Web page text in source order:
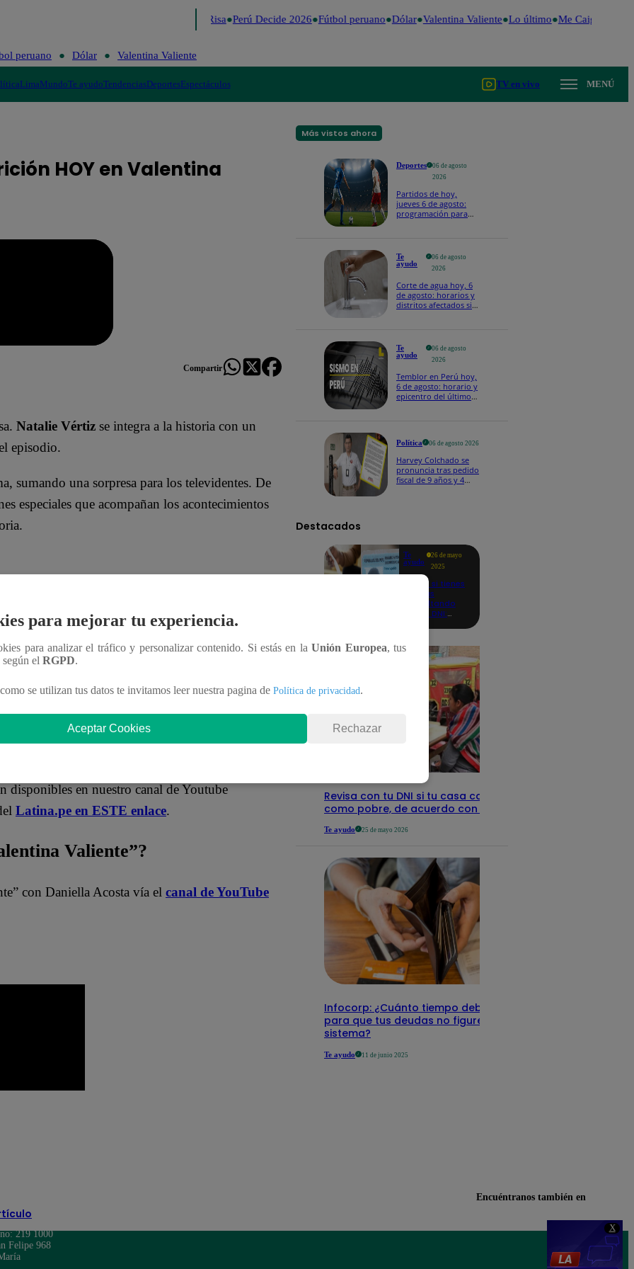
X
Me Caigo de Risa Perú Decide 2026 Fútbol peruano Dólar Valentina Valiente Lo último Me Caigo de Risa
peruano Dólar Valentina Valiente
LimaMundoTe ayudoTendenciasDeportesEspectáculos TV en vivo MENÚ
HOY en Valentina
Compartir
Natalie Vértiz se integra a la historia con un
episodio.
sumando una sorpresa para los televidentes. De
especiales que acompañan los acontecimientos
con los talentos, obtén datos inéditos y
Valiente”?
disponibles en nuestro canal de Youtube
Latina.pe en ESTE enlace.
Valiente”?
con Daniella Acosta vía el canal de YouTube
Más vistos ahora
Deportes
06 de agosto
2026
Partidos de hoy,
jueves 6 de agosto:
programación para
Te
ayudo
06 de agosto
2026
Corte de agua hoy, 6
de agosto: horarios y
distritos afectados sin
Te
ayudo
06 de agosto
2026
Temblor en Perú hoy,
6 de agosto: horario y
epicentro del último
Política 06 de agosto 2026
Harvey Colchado se
pronuncia tras pedido
fiscal de 9 años y 4
Destacados
Te
ayudo
26 de mayo
2025
Revisa si tienes
deudas
consultando
con tu DNI:
detalles
Revisa con tu DNI si tu casa califica
como pobre, de acuerdo con el Sisfoh
Te ayudo 25 de mayo 2026
Infocorp: ¿Cuánto tiempo debe pasar
para que tus deudas no figuren en su
sistema?
Te ayudo 11 de junio 2025
para mejorar tu experiencia.
para analizar el tráfico y personalizar contenido. Si estás en laUnión Europea, tus
según el RGPD.
se utilizan tus datos te invitamos leer nuestra pagina de Política de privacidad.
Aceptar Cookies Rechazar
Encuéntranos también en
219 1000
Felipe 968